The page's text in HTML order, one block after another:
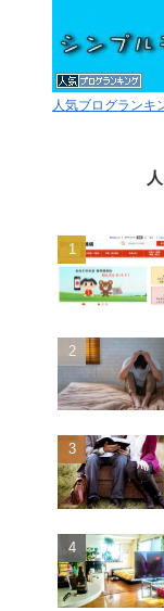
人気ブログランキ